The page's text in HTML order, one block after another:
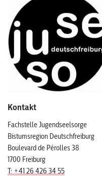
Kontakt
Fachstelle Jugendseelsorge
Bistumsregion Deutschfreiburg
Boulevard de Pérolles 38
1700 Freiburg
T: +41 26 426 34 55